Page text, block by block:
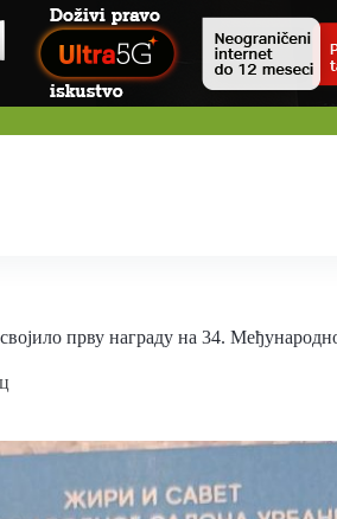
прву награду на 34.